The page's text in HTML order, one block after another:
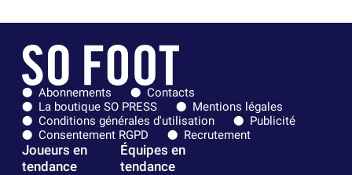
Abonnements
Contacts
La boutique SO PRESS
Mentions légales
Conditions générales d'utilisation
Publicité
Consentement RGPD
Recrutement
Joueurs en
tendance
Équipes en
tendance